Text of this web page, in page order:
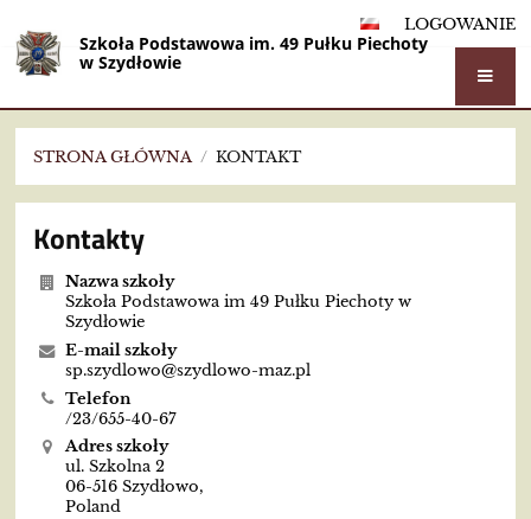
LOGOWANIE
Szkoła Podstawowa im. 49 Pułku Piechoty
w Szydłowie
STRONA GŁÓWNA / KONTAKT
Kontakt
Kontakty
Nazwa szkoły
Szkoła Podstawowa im 49 Pułku Piechoty w
Szydłowie
E-mail szkoły
sp.szydlowo@szydlowo-maz.pl
Telefon
/23/655-40-67
Adres szkoły
ul. Szkolna 2
06-516 Szydłowo,
Poland